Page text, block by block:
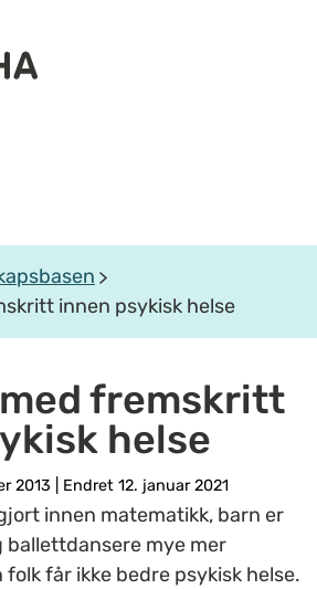
innen psykisk helse
fremskritt
helse
2013 Endret 12. januar 2021
innen matematikk, barn er
ballettdansere mye mer
får ikke bedre psykisk helse.